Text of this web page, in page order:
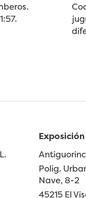
Polig.
Nave, 8-2
45215 El